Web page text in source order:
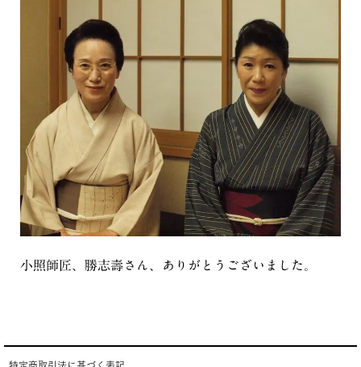
小照師匠、勝志壽さん、ありがとうございました。